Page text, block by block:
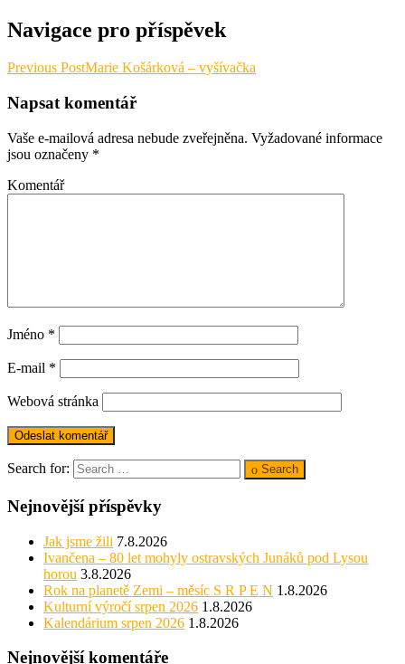
Navigace pro příspěvek
Previous PostMarie Košárková – vyšívačka
Napsat komentář
Vaše e-mailová adresa nebude zveřejněna. Vyžadované informace
jsou označeny *
Komentář
Jméno *
E-mail *
Webová stránka
Search for: Search
Nejnovější příspěvky
Jak jsme žili 7.8.2026
Ivančena – 80 let mohyly ostravských Junáků pod Lysou
horou 3.8.2026
Rok na planetě Zemi – měsíc S R P E N 1.8.2026
Kulturní výročí srpen 2026 1.8.2026
Kalendárium srpen 2026 1.8.2026
Nejnovější komentáře